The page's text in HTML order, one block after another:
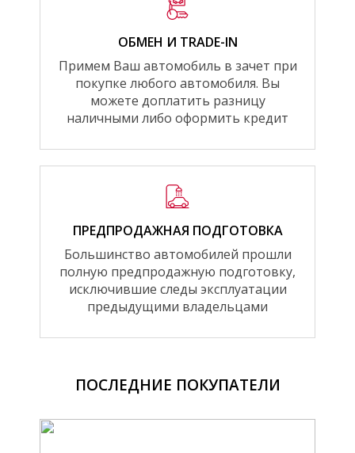
ОБМЕН И TRADE-IN
Примем Ваш автомобиль в зачет при
покупке любого автомобиля. Вы
можете доплатить разницу
наличными либо оформить кредит
ПРЕДПРОДАЖНАЯ ПОДГОТОВКА
Большинство автомобилей прошли
полную предпродажную подготовку,
исключившие следы эксплуатации
предыдущими владельцами
ПОСЛЕДНИЕ ПОКУПАТЕЛИ